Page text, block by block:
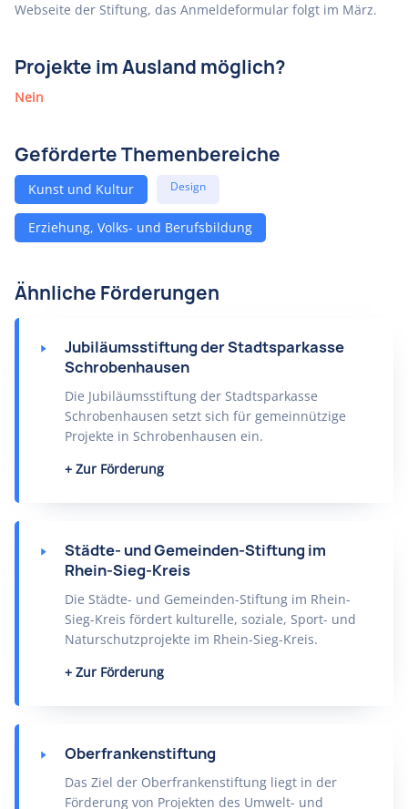
Webseite der Stiftung, das Anmeldeformular folgt im März.
Projekte im Ausland möglich?
Nein
Geförderte Themenbereiche
Kunst und Kultur Design
Erziehung, Volks- und Berufsbildung
Ähnliche Förderungen
Jubiläumsstiftung der Stadtsparkasse
Schrobenhausen
Die Jubiläumsstiftung der Stadtsparkasse
Schrobenhausen setzt sich für gemeinnützige
Projekte in Schrobenhausen ein.
Zur Förderung
Städte- und Gemeinden-Stiftung im
Rhein-Sieg-Kreis
Die Städte- und Gemeinden-Stiftung im Rhein-
Sieg-Kreis fördert kulturelle, soziale, Sport- und
Naturschutzprojekte im Rhein-Sieg-Kreis.
Zur Förderung
Oberfrankenstiftung
Das Ziel der Oberfrankenstiftung liegt in der
Förderung von Projekten des Umwelt- und